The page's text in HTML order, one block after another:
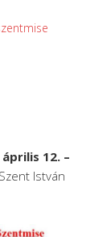
április 12. –
István